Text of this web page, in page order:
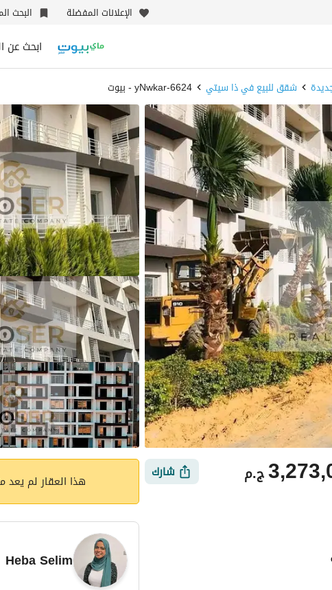
الإعلانات المفضلة البحث
ابحث عن
شقق للبيع في ذا سيتي 6624-yNwkar - بيوت
ج.م شارك
القريبة
هذا العقار لم يعد
Heba Selim